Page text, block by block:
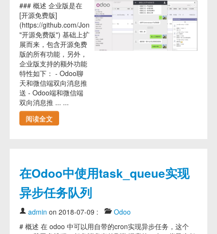
### 概述 企业版是在
[开源免费版]
(https://github.com/JoneXiong/oejia_wx
"开源免费版") 基础上扩
展而来，包含开源免费
版的所有功能，另外，
企业版支持的额外功能
特性如下： - Odoo聊
天和微信端双向消息推
送 - Odoo端和微信端
双向消息推 ... ...
阅读全文
在Odoo中使用task_queue实现
异步任务队列
admin on 2018-07-09 :
Odoo
# 概述 在 odoo 中可以用自带的cron实现异步任务，这个